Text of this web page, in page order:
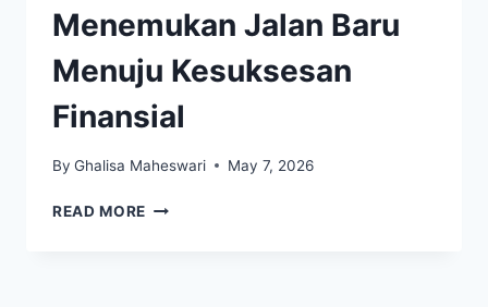
Menemukan Jalan Baru
Menuju Kesuksesan
Finansial
By Ghalisa Maheswari May 7, 2026
READ MORE CAPRICORN